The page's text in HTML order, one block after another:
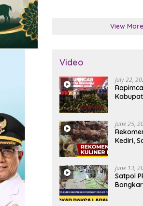
View More
Video
July 22,
June 25,
Kediri,
June 13,
Satpol
Bongkar